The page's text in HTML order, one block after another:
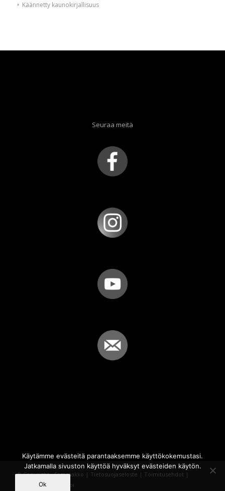
Käännetty kaunokirjallisuus
Seuraa meitä
© Copyright - Sammakko | Tietosuojaseloste | Toimitusehdot |
Powered by
iQWebbi
Käytämme evästeitä parantaaksemme käyttökokemustasi.
Jatkamalla sivuston käyttöä hyväksyt evästeiden käytön.
Ok